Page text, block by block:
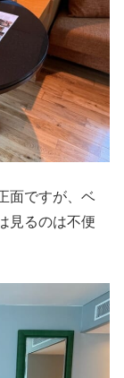
面ですが、ベ
見るのは不便